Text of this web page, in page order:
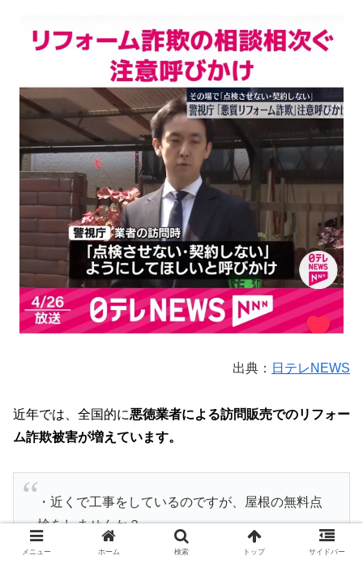
出典： 日テレNEWS
近年では、全国的に悪徳業者による訪問販売でのリフォー
ム詐欺被害が増えています。
・近くで工事をしているのですが、屋根の無料点
検をしませんか？
・屋根が風でパカパカしているので、修理した方
メニュー ホーム 検索 トップ サイドバー